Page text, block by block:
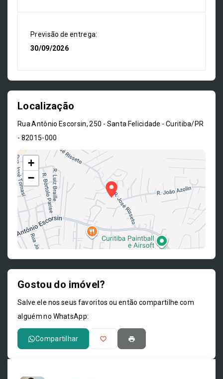
Previsão de entrega:
30/09/2026
Localização
Rua Antônio Escorsin, 250 - Santa Felicidade - Curitiba/PR
- 82015-000
+
−
Gostou do imóvel?
Salve ele nos seus favoritos ou então compartilhe com
alguém no WhatsApp:
Compartilhar